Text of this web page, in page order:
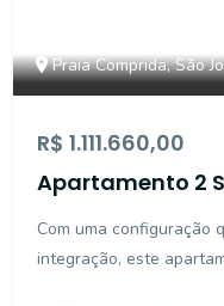
Praia Comprida, São
R$ 1.111.660,00
Apartamento 2
Com uma configuração
integração, este